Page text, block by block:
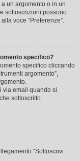
un argomento o in un
sottoscrizioni possono
voce “Preferenze”.
specifico?
specifico cliccando
argomento”,
via email quando si
sottoscritto
“Sottoscrivi